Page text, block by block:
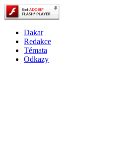
Dakar
Redakce
Témata
Odkazy